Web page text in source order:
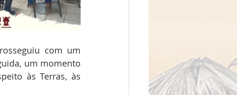
com um
um momento
às Terras, às